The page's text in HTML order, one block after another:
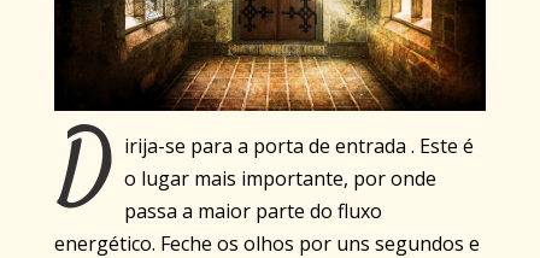
D irija-se para a porta de entrada . Este é
o lugar mais importante, por onde
passa a maior parte do fluxo
energético. Feche os olhos por uns segundos e